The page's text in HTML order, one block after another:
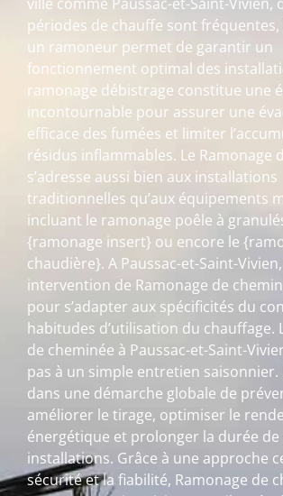
ville comme Paussac-et-Saint-Vivien,
périodes de chauffe sont fréquentes,
un ramoneur permet de garantir un
fonctionnement optimal des
ramonage débistrage constitue une
incontournable pour assurer une
efficace des fumées et limiter
résidus inflammables. Le Ramonage
s’adresse aussi bien aux installations
traditionnelles qu’aux équipements
incluant le ramonage poêle à
{ramonage insert} ou encore le
chaudière}. A Paussac-et-Saint-
intervention de Ramonage de
pour s’adapter aux spécificités du
habitudes d’utilisation du chauffage.
de cheminée à Paussac-et-Saint-
pas à un simple entretien saisonnier.
dans une démarche globale de
améliorer le tirage, optimiser le
énergétique et prolonger la durée de
installations. Grâce à une approche
sécurité et la fiabilité, Ramonage de